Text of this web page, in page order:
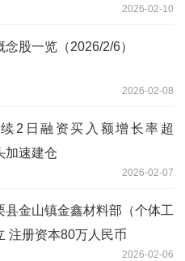
2026-02-10
念股一览（2026/2/6）
2026-02-08
2日融资买入额增长率超
加速建仓
2026-02-07
县金山镇金鑫材料部（个体工
注册资本80万人民币
2026-02-06